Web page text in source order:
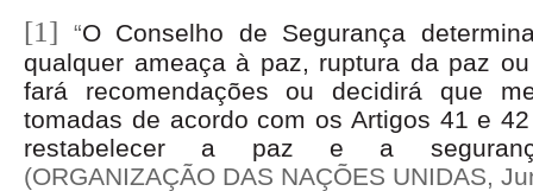
[1] “O Conselho de Segurança
qualquer ameaça à paz, ruptura da paz
fará recomendações ou decidirá que
tomadas de acordo com os Artigos 41 e
restabelecer a paz e a
(ORGANIZAÇÃO DAS NAÇÕES UNIDAS,